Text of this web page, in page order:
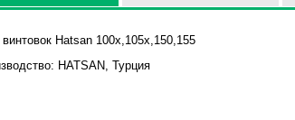
Hatsan 100x,105x,150,155
HATSAN, Турция